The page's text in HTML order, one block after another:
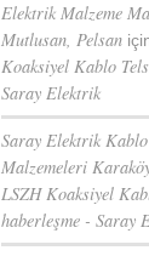
Elektrik Malzeme
Mutlusan, Pelsan
Koaksiyel Kablo
Saray Elektrik
Saray Elektrik
Malzemeleri
LSZH Koaksiyel
haberleşme - Saray